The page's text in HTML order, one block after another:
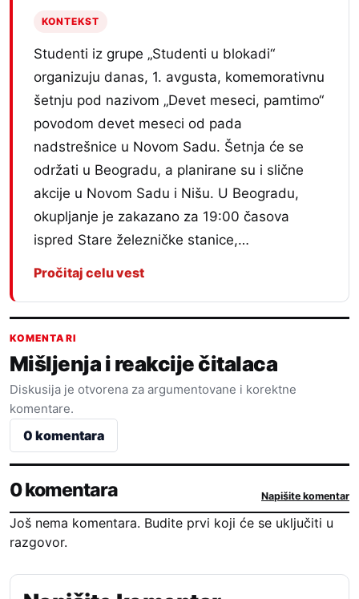
KONTEKST
Studenti iz grupe „Studenti u blokadi“
organizuju danas, 1. avgusta, komemorativnu
šetnju pod nazivom „Devet meseci, pamtimo“
povodom devet meseci od pada
nadstrešnice u Novom Sadu. Šetnja će se
održati u Beogradu, a planirane su i slične
akcije u Novom Sadu i Nišu. U Beogradu,
okupljanje je zakazano za 19:00 časova
ispred Stare železničke stanice,…
Pročitaj celu vest
KOMENTARI
Mišljenja i reakcije čitalaca
Diskusija je otvorena za argumentovane i korektne
komentare.
0 komentara
0 komentara Napišite komentar
Još nema komentara. Budite prvi koji će se uključiti u
razgovor.